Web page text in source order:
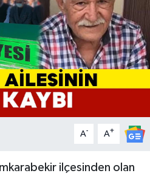
A- A+
ilçesinden olan